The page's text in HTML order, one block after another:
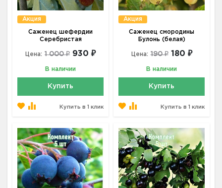
Акция
Саженец шефердии
Серебристая
Цена: 1 000 ₽ 930 ₽
В наличии
Купить
Купить в 1 клик
Акция
Саженец смородины
Булонь (белая)
Цена: 190 ₽ 180 ₽
В наличии
Купить
Купить в 1 клик